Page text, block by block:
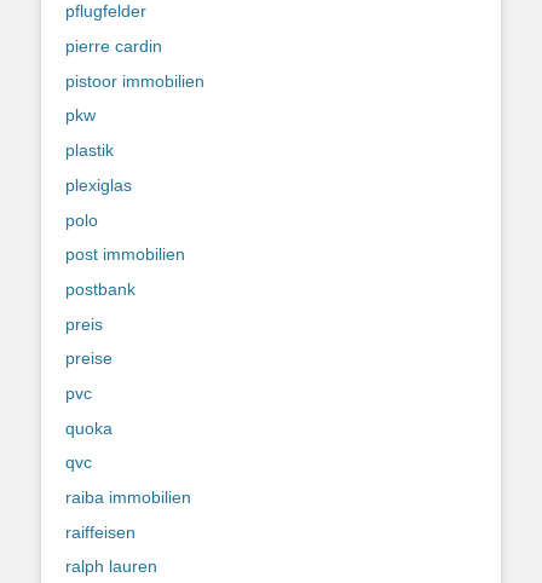
pflugfelder
pierre cardin
pistoor immobilien
pkw
plastik
plexiglas
polo
post immobilien
postbank
preis
preise
pvc
quoka
qvc
raiba immobilien
raiffeisen
ralph lauren